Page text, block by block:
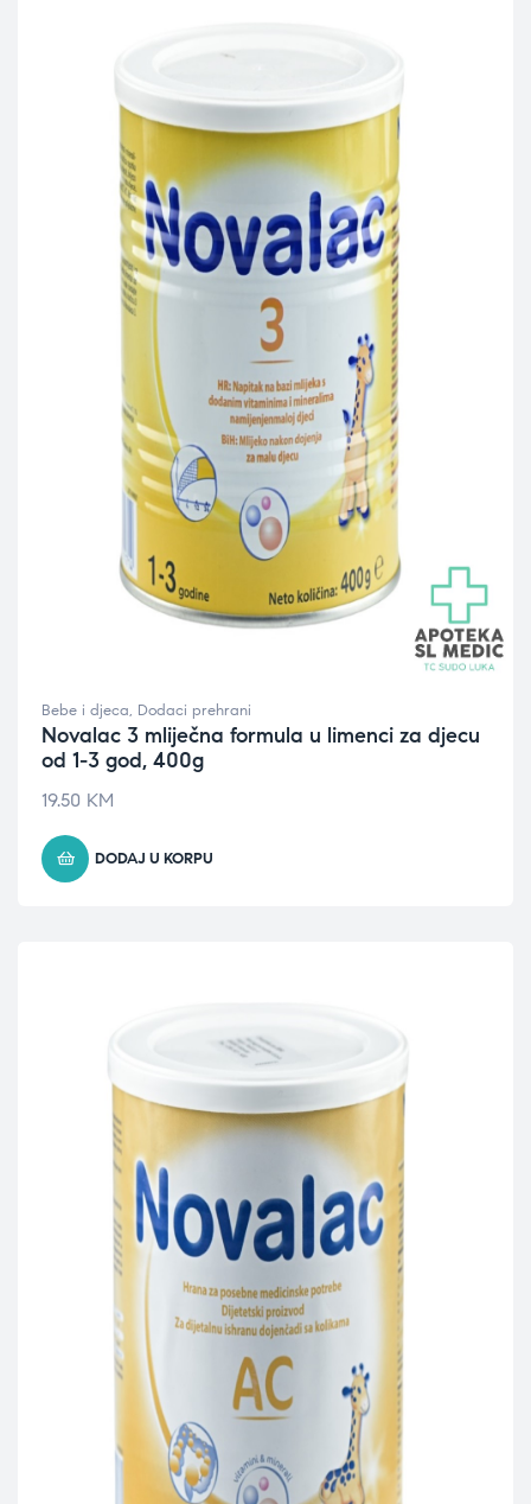
Bebe i djeca, Dodaci prehrani
Novalac 3 mliječna formula u limenci za djecu
od 1-3 god, 400g
19.50 KM
DODAJ U KORPU